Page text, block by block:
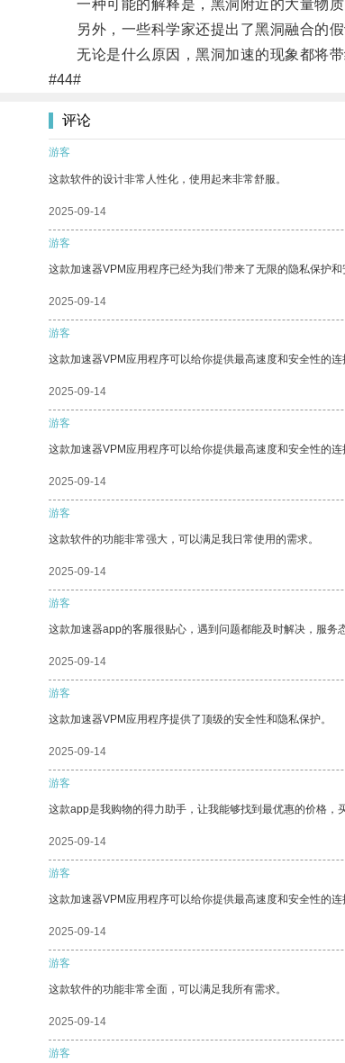
一种可能的解释是，黑洞附近的大量物质
另外，一些科学家还提出了黑洞融合的假
无论是什么原因，黑洞加速的现象都将带
#44#
评论
游客
这款软件的设计非常人性化，使用起来非常舒服。
2025-09-14
游客
这款加速器VPM应用程序已经为我们带来了无限的隐私保护和
2025-09-14
游客
这款加速器VPM应用程序可以给你提供最高速度和安全性的连
2025-09-14
游客
这款加速器VPM应用程序可以给你提供最高速度和安全性的连
2025-09-14
游客
这款软件的功能非常强大，可以满足我日常使用的需求。
2025-09-14
游客
这款加速器app的客服很贴心，遇到问题都能及时解决，服务
2025-09-14
游客
这款加速器VPM应用程序提供了顶级的安全性和隐私保护。
2025-09-14
游客
这款app是我购物的得力助手，让我能够找到最优惠的价格，
2025-09-14
游客
这款加速器VPM应用程序可以给你提供最高速度和安全性的连
2025-09-14
游客
这款软件的功能非常全面，可以满足我所有需求。
2025-09-14
游客